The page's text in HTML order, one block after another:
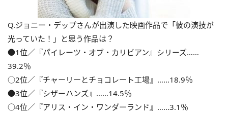
Q.ジョニー・デップさんが出演した映画作品で「彼の演技が
光っていた！」と思う作品は？
●1位／『パイレーツ・オブ・カリビアン』シリーズ……
39.2％
○2位／『チャーリーとチョコレート工場』……18.9％
●3位／『シザーハンズ』……14.5％
○4位／『アリス・イン・ワンダーランド』……3.1％